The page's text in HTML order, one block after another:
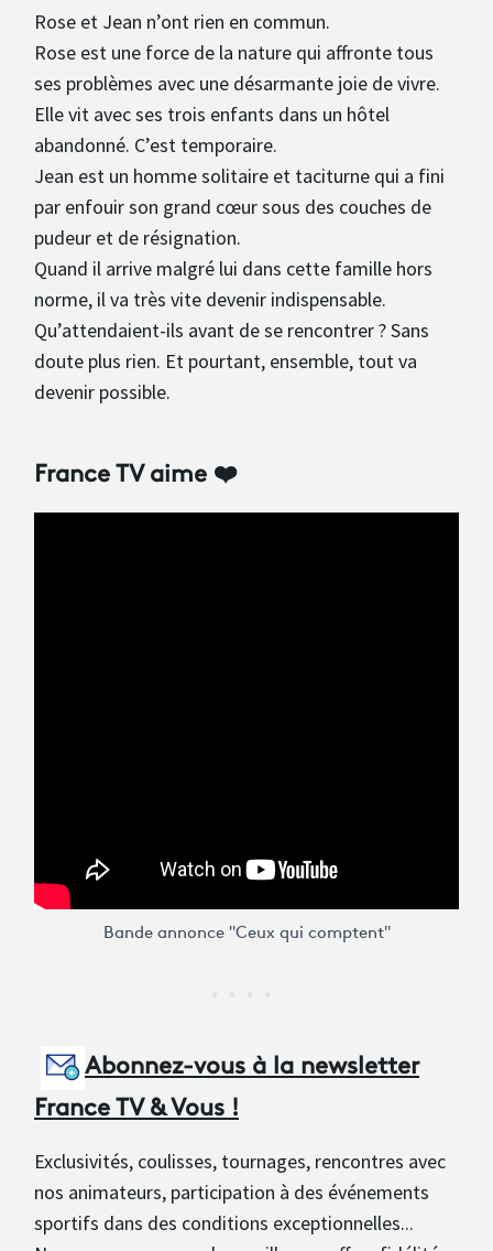
Rose et Jean n’ont rien en commun.
Rose est une force de la nature qui affronte tous
ses problèmes avec une désarmante joie de vivre.
Elle vit avec ses trois enfants dans un hôtel
abandonné. C’est temporaire.
Jean est un homme solitaire et taciturne qui a fini
par enfouir son grand cœur sous des couches de
pudeur et de résignation.
Quand il arrive malgré lui dans cette famille hors
norme, il va très vite devenir indispensable.
Qu’attendaient-ils avant de se rencontrer ? Sans
doute plus rien. Et pourtant, ensemble, tout va
devenir possible.
France TV aime ❤️
Bande annonce "Ceux qui comptent"
Abonnez-vous à la newsletter
France TV & Vous !
Exclusivités, coulisses, tournages, rencontres avec
nos animateurs, participation à des événements
sportifs dans des conditions exceptionnelles...